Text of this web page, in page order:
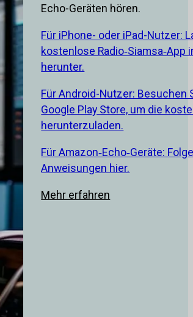
Echo-Geräten hören.
Für iPhone- oder iPad-Nutzer:
kostenlose Radio‑Siamsa‑App
herunter.
Für Android-Nutzer: Besuchen
Google Play Store, um die
herunterzuladen.
Für Amazon‑Echo‑Geräte:
Anweisungen hier.
Mehr erfahren